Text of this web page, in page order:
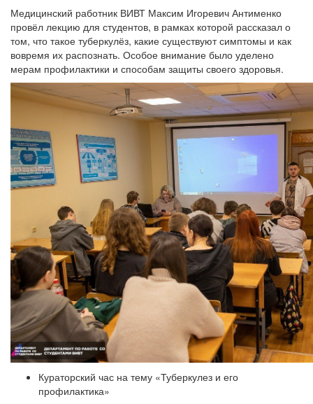
Медицинский работник ВИВТ Максим Игоревич Антименко
провёл лекцию для студентов, в рамках которой рассказал о
том, что такое туберкулёз, какие существуют симптомы и как
вовремя их распознать. Особое внимание было уделено
мерам профилактики и способам защиты своего здоровья.
Кураторский час на тему «Туберкулез и его
профилактика»